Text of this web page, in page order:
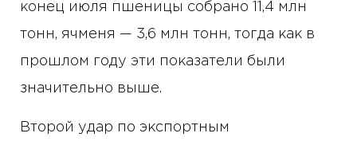
конец июля пшеницы собрано 11,4 млн
тонн, ячменя — 3,6 млн тонн, тогда как в
прошлом году эти показатели были
значительно выше.
Второй удар по экспортным